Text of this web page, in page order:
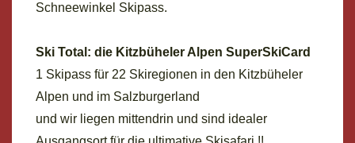
Schneewinkel Skipass.
Ski Total: die Kitzbüheler Alpen SuperSkiCard
1 Skipass für 22 Skiregionen in den Kitzbüheler
Alpen und im Salzburgerland
und wir liegen mittendrin und sind idealer